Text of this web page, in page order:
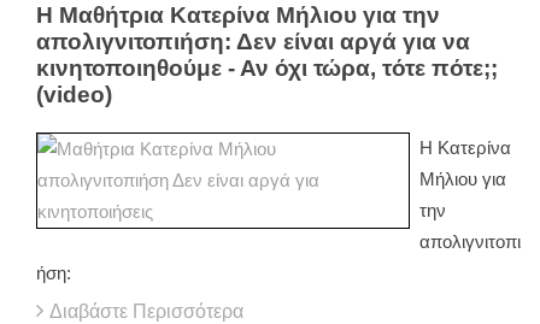
H Μαθήτρια Κατερίνα Μήλιου για την
απολιγνιτοπιήση: Δεν είναι αργά για να
κινητοποιηθούμε - Αν όχι τώρα, τότε πότε;;
(video)
H Κατερίνα
Μήλιου για
την
απολιγνιτοπι
ήση:
Διαβάστε Περισσότερα